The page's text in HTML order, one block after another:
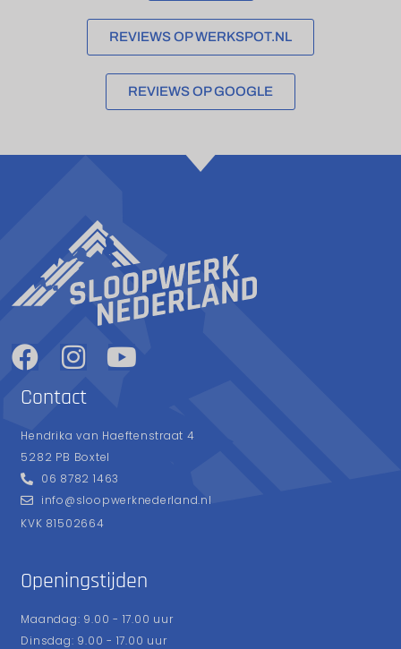
REVIEWS OP WERKSPOT.NL
REVIEWS OP GOOGLE
Contact
Hendrika van Haeftenstraat 4
5282 PB Boxtel
06 8782 1463
info@sloopwerknederland.nl
KVK 81502664
Openingstijden
Maandag: 9.00 - 17.00 uur
Dinsdag: 9.00 - 17.00 uur